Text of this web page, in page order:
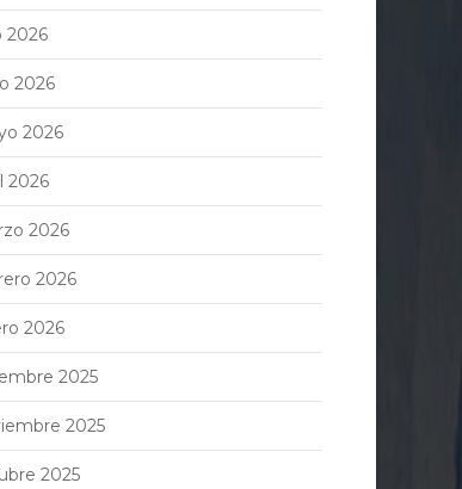
2026
2026
2026
2026
2026
2026
2026
2025
2025
2025